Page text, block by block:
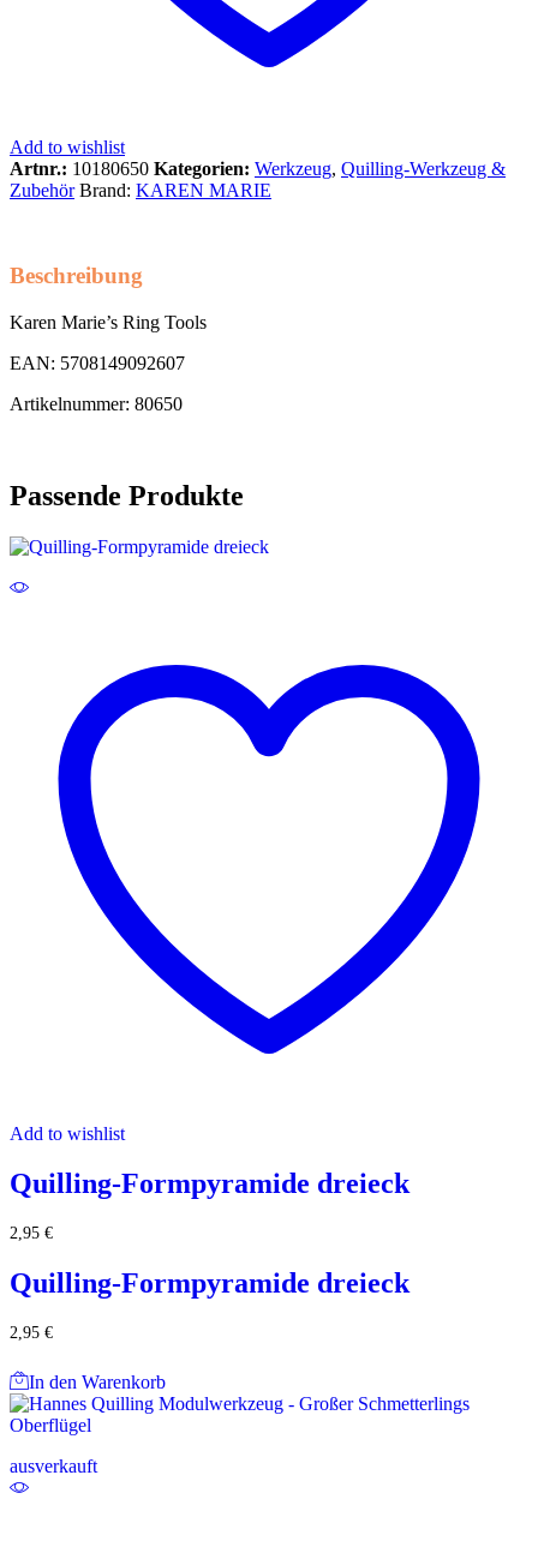
Add to wishlist
Artnr.: 10180650 Kategorien: Werkzeug, Quilling-Werkzeug &
Zubehör Brand: KAREN MARIE
Beschreibung
Karen Marie’s Ring Tools
EAN: 5708149092607
Artikelnummer: 80650
Passende Produkte
Add to wishlist
Quilling-Formpyramide dreieck
2,95 €
Quilling-Formpyramide dreieck
2,95 €
In den Warenkorb
ausverkauft